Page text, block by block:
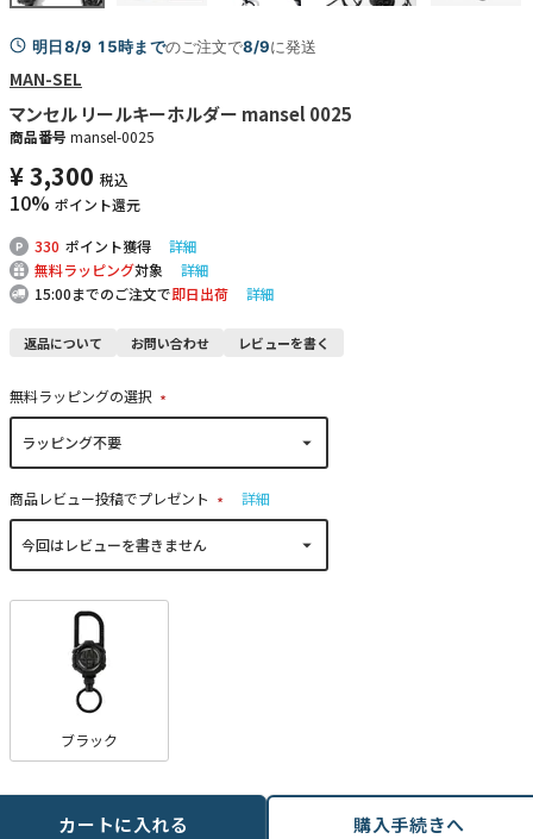
明日8/9 15時までのご注文で8/9に発送
MAN-SEL
マンセル リールキーホルダー mansel 0025
商品番号 mansel-0025
¥3,300 税込
10% ポイント還元
330 ポイント獲得
詳細
無料ラッピング対象
詳細
15:00までのご注文で即日出荷 詳細
返品について お問い合わせ レビューを書く
無料ラッピングの選択
(
商品レビュー投稿でプレゼント
(
詳細
ブラック
カートに入れる 購入手続きへ